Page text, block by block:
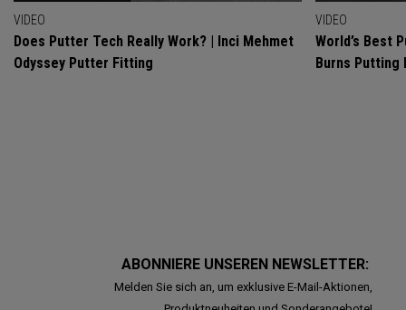
VIDEO
Does Putter Tech Really Work? | Inci Mehmet
Odyssey Putter Fitting
VIDEO
World’s Best
Burns Putting
ABONNIERE UNSEREN NEWSLETTER:
Melden Sie sich an, um exklusive E-Mail-Aktionen,